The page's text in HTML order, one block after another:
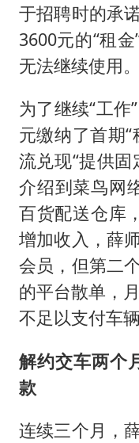
于招聘时的承
3600元的“租
无法继续使用。
为了继续“工
元缴纳了首期
流兑现“提供
介绍到菜鸟网
百货配送仓库
增加收入，薛
会员，但第二
的平台散单，
不足以支付车辆
解约交车两个
款
连续三个月，